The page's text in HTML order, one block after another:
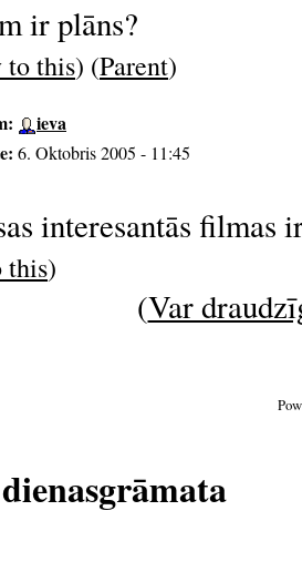
ir plāns?
to this) (Parent)
ieva
6. Oktobris 2005 - 11:45
interesantās filmas
this)
(Var